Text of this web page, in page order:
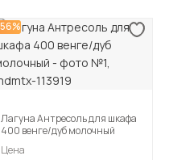
Лагуна Антресоль для шкафа
400 венге/дуб молочный
Цена